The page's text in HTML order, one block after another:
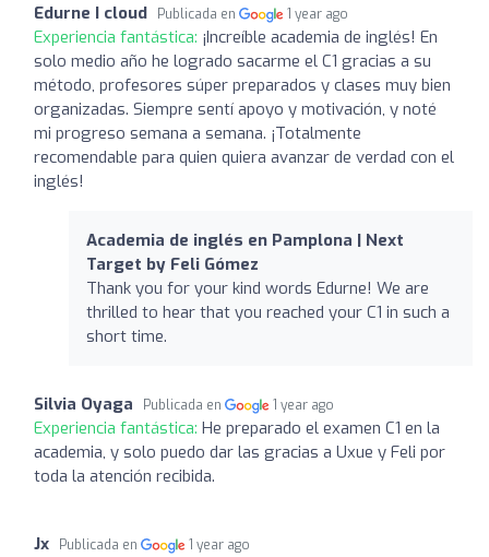
Edurne I cloud Publicada en 1 year ago
Experiencia fantástica: ¡Increíble academia de inglés! En
solo medio año he logrado sacarme el C1 gracias a su
método, profesores súper preparados y clases muy bien
organizadas. Siempre sentí apoyo y motivación, y noté
mi progreso semana a semana. ¡Totalmente
recomendable para quien quiera avanzar de verdad con el
inglés!
Academia de inglés en Pamplona | Next
Target by Feli Gómez
Thank you for your kind words Edurne! We are
thrilled to hear that you reached your C1 in such a
short time.
Silvia Oyaga Publicada en 1 year ago
Experiencia fantástica: He preparado el examen C1 en la
academia, y solo puedo dar las gracias a Uxue y Feli por
toda la atención recibida.
Jx Publicada en 1 year ago